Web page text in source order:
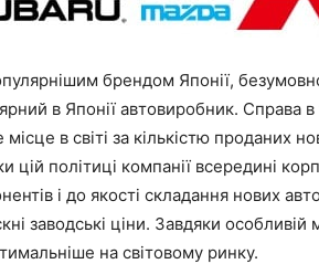
брендом Японії,
в Японії автовиробник. Справа
в світі за кількістю проданих
цій політиці компанії всередині
і до якості складання нових
заводські ціни. Завдяки
на світовому ринку.